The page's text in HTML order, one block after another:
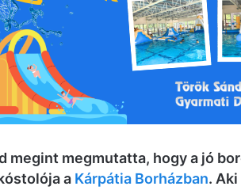
megint megmutatta, hogy a jó
a Kárpátia Borházban.